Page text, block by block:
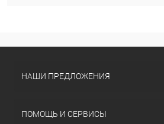
НАШИ ПРЕДЛОЖЕНИЯ
ПОМОЩЬ И СЕРВИСЫ